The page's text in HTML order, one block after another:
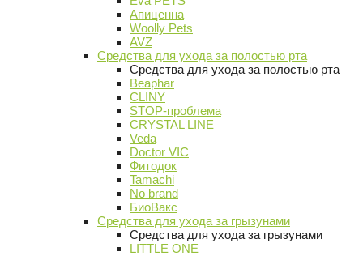
Апиценна
Woolly Pets
AVZ
Средства для ухода за полостью рта
Средства для ухода за полостью рта
Beaphar
CLINY
STOP-проблема
CRYSTAL LINE
Veda
Doctor VIC
Фитодок
Tamachi
No brand
БиоВакс
Средства для ухода за грызунами
Средства для ухода за грызунами
LITTLE ONE